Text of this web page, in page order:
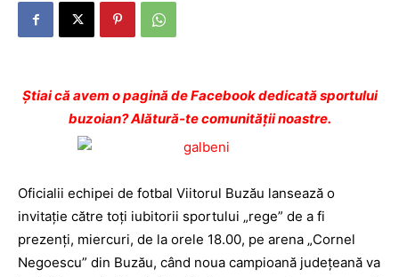
Ştiai că avem o pagină de Facebook dedicată sportului
buzoian? Alătură-te comunității noastre.
Oficialii echipei de fotbal Viitorul Buzău lansează o
invitaţie către toţi iubitorii sportului „rege” de a fi
prezenţi, miercuri, de la orele 18.00, pe arena „Cornel
Negoescu” din Buzău, când noua campioană judeţeană va